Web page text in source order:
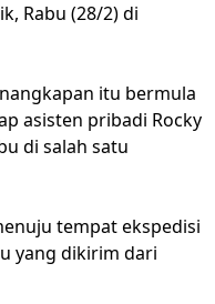
Rabu (28/2) di
itu bermula
asisten pribadi Rocky
di salah satu
tempat ekspedisi
yang dikirim dari